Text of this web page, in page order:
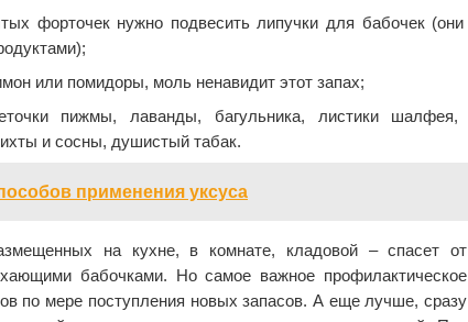
форточек нужно подвесить липучки для бабочек (они
или помидоры, моль ненавидит этот запах;
пижмы, лаванды, багульника, листики шалфея,
и сосны, душистый табак.
применения уксуса
на кухне, в комнате, кладовой – спасет от
бабочками. Но самое важное профилактическое
по мере поступления новых запасов. А еще лучше, сразу